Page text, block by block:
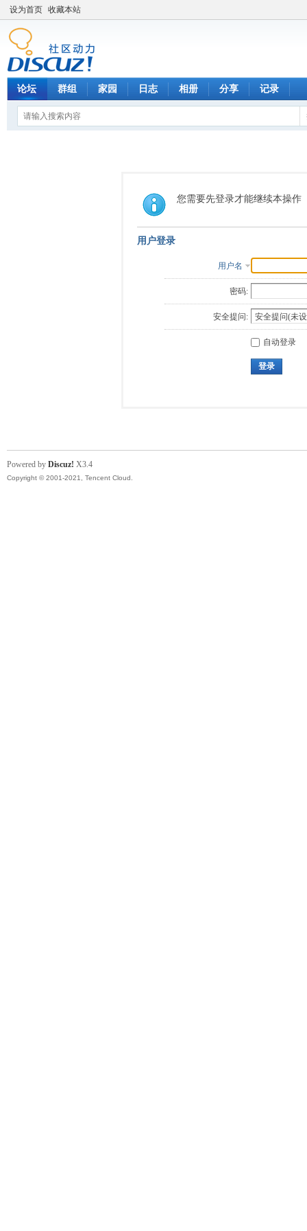
设为首页 收藏本站
论坛 群组 家园 日志 相册 分享 记录
您需要先登录才能继续本操作
用户登录
用户名
密码:
安全提问:
自动登录
登录
Powered by Discuz! X3.4
Copyright © 2001-2021, Tencent Cloud.